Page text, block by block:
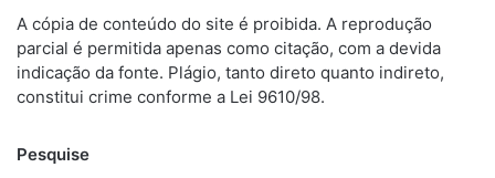
A cópia de conteúdo do site é proibida. A reprodução
parcial é permitida apenas como citação, com a devida
indicação da fonte. Plágio, tanto direto quanto indireto,
constitui crime conforme a Lei 9610/98.
Pesquise